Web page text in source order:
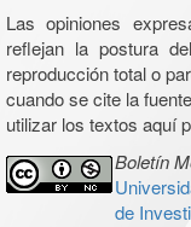
Las opiniones
reflejan la postura
reproducción total o
cuando se cite la
utilizar los textos aquí
Boletín
de